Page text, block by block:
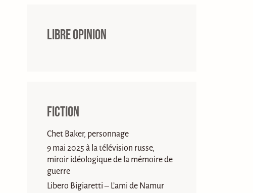
Libre opinion
Fiction
Chet Baker, personnage
9 mai 2025 à la télévision russe,
miroir idéologique de la mémoire de
guerre
Libero Bigiaretti – L’ami de Namur